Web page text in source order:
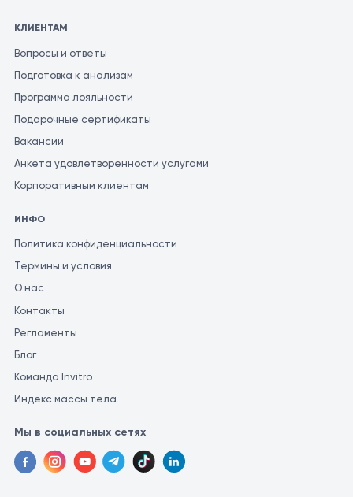
КЛИЕНТАМ
Вопросы и ответы
Подготовка к анализам
Программа лояльности
Подарочные сертификаты
Вакансии
Анкета удовлетворенности услугами
Корпоративным клиентам
ИНФО
Политика конфиденциальности
Термины и условия
О нас
Контакты
Регламенты
Блог
Команда Invitro
Индекс массы тела
Мы в социальных сетях